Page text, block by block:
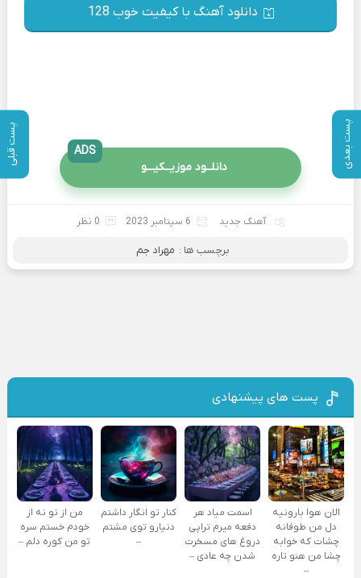
پست بعدی پست قبلی
دانلود آهنگ با کیفیت خوب 128
دانلــود موزیــکیـــو
ADS
آهنگ جدید 6 سپتامبر 2023 0 نظر
برچسب ها : مهراد جم
پست های پیشنهادی
الان هوا بارونیه
دل من طوفانه
چشات که خوابه
چشا من هنو تاره
–
اسمت میاد هر
دفعه میرم تراپی
دروغ‌ های مسخرت
شدن چه عادی –
کنار تو انگار داشتم
دنیارو توی مشتم
–
من از تو نه از
خودم خستم سره
تو من کوره دلم –